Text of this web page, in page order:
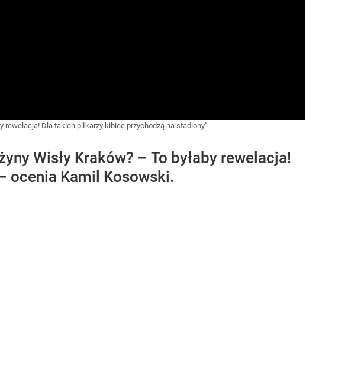
rewelacja! Dla takich piłkarzy kibice przychodzą na stadiony"
Wisły Kraków? – To byłaby rewelacja!
ocenia Kamil Kosowski.